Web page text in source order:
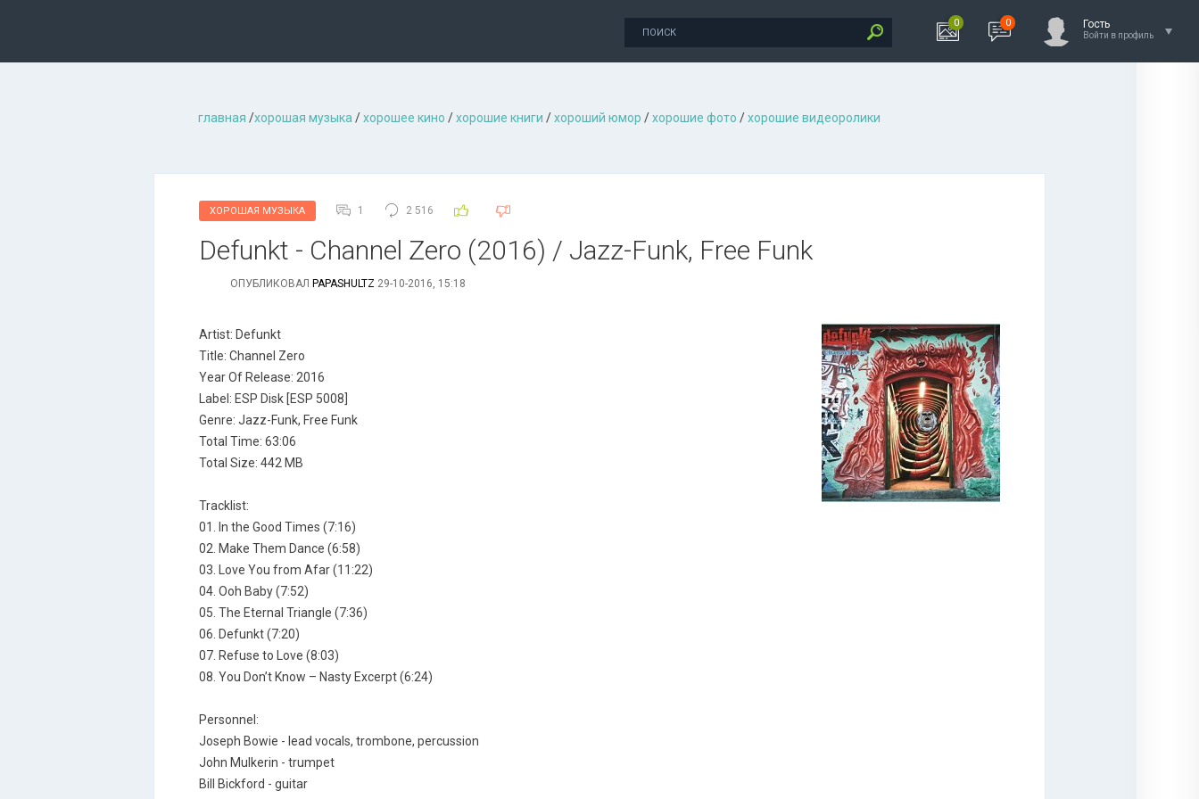
0 0 Гость
Войти в профиль
главная /хорошая музыкa /хорошее кино /хорошие книги /хороший юмор /хорошие фото /хорошие видеоролики
ХОРОШАЯ МУЗЫКА 1 2 516
Defunkt - Channel Zero (2016) / Jazz-Funk, Free Funk
ОПУБЛИКОВАЛ PAPASHULTZ 29-10-2016, 15:18
Artist: Defunkt
Title: Channel Zero
Year Of Release: 2016
Label: ESP Disk [ESP 5008]
Genre: Jazz-Funk, Free Funk
Total Time: 63:06
Total Size: 442 MB
Tracklist:
01. In the Good Times (7:16)
02. Make Them Dance (6:58)
03. Love You from Afar (11:22)
04. Ooh Baby (7:52)
05. The Eternal Triangle (7:36)
06. Defunkt (7:20)
07. Refuse to Love (8:03)
08. You Don’t Know – Nasty Excerpt (6:24)
Personnel:
Joseph Bowie - lead vocals, trombone, percussion
John Mulkerin - trumpet
Bill Bickford - guitar